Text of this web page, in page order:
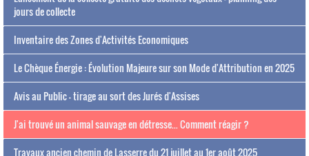
jours de collecte
Inventaire des Zones d'Activités Economiques
Le Chèque Énergie : Évolution Majeure sur son Mode d'Attribution en 2025
Avis au Public - tirage au sort des Jurés d'Assises
J'ai trouvé un animal sauvage en détresse... Comment réagir ?
Travaux ancien chemin de Lasserre du 21 juillet au 1er août 2025